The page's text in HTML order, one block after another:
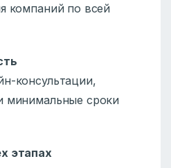
компаний по всей
консультации,
минимальные сроки
этапах